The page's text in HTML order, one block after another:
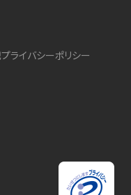
プライバシーポリシー